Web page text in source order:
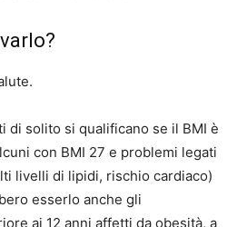
di solito si qualificano se il BMI è
con BMI 27 e problemi legati
livelli di lipidi, rischio cardiaco)
esserlo anche gli
ai 12 anni affetti da obesità, a